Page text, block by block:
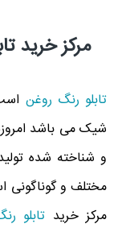
مرکز خرید
تابلو رنگ روغن
شیک می باشد
و شناخته شده
مختلف و گوناگونی
مرکز خرید تابلو